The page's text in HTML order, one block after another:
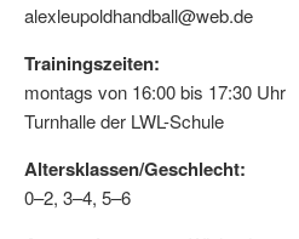
alexleupoldhandball@web.de
Trainingszeiten:
montags von 16:00 bis 17:30 Uhr
Turnhalle der LWL-Schule
Altersklassen/Geschlecht:
0–2, 3–4, 5–6